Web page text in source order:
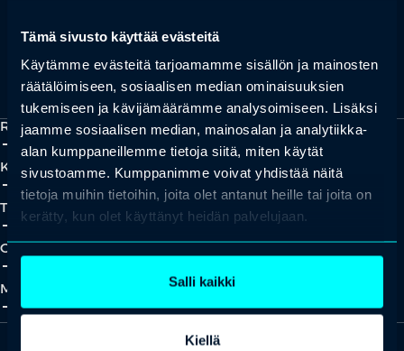
Tämä sivusto käyttää evästeitä
Käytämme evästeitä tarjoamamme sisällön ja mainosten
räätälöimiseen, sosiaalisen median ominaisuuksien
tukemiseen ja kävijämäärämme analysoimiseen. Lisäksi
jaamme sosiaalisen median, mainosalan ja analytiikka-
alan kumppaneillemme tietoja siitä, miten käytät
sivustoamme. Kumppanimme voivat yhdistää näitä
tietoja muihin tietoihin, joita olet antanut heille tai joita on
kerätty, kun olet käyttänyt heidän palvelujaan.
Salli kaikki
Kiellä
Kaikki yhteystiedot Yhteistyökumppaniksi?
Ratkaisut
add_2close
Koulutukset
add_2close
Tapahtumat
add_2 close
Oivallukset
add_2
Meistä
add_2close